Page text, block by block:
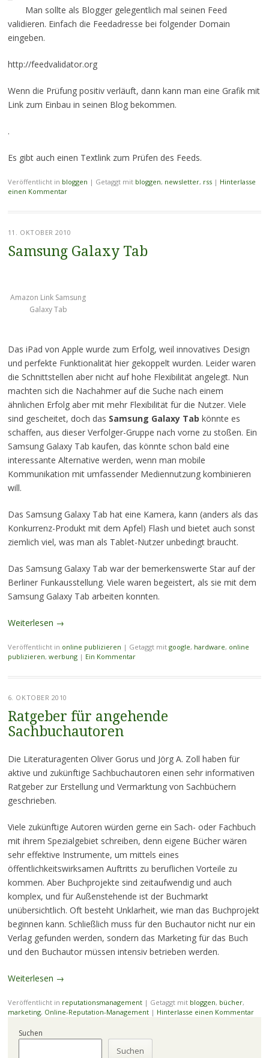
Man sollte als Blogger gelegentlich mal seinen Feed
validieren. Einfach die Feedadresse bei folgender Domain
eingeben.
http://feedvalidator.org
Wenn die Prüfung positiv verläuft, dann kann man eine Grafik mit
Link zum Einbau in seinen Blog bekommen.
.
Es gibt auch einen Textlink zum Prüfen des Feeds.
Veröffentlicht in bloggen | Getaggt mit bloggen, newsletter, rss | Hinterlasse
einen Kommentar
11. OKTOBER 2010
Samsung Galaxy Tab
Amazon Link Samsung
Galaxy Tab
Das iPad von Apple wurde zum Erfolg, weil innovatives Design
und perfekte Funktionalität hier gekoppelt wurden. Leider waren
die Schnittstellen aber nicht auf hohe Flexibilität angelegt. Nun
machten sich die Nachahmer auf die Suche nach einem
ähnlichen Erfolg aber mit mehr Flexibilität für die Nutzer. Viele
sind gescheitet, doch das Samsung Galaxy Tab könnte es
schaffen, aus dieser Verfolger-Gruppe nach vorne zu stoßen. Ein
Samsung Galaxy Tab kaufen, das könnte schon bald eine
interessante Alternative werden, wenn man mobile
Kommunikation mit umfassender Mediennutzung kombinieren
will.
Das Samsung Galaxy Tab hat eine Kamera, kann (anders als das
Konkurrenz-Produkt mit dem Apfel) Flash und bietet auch sonst
ziemlich viel, was man als Tablet-Nutzer unbedingt braucht.
Das Samsung Galaxy Tab war der bemerkenswerte Star auf der
Berliner Funkausstellung. Viele waren begeistert, als sie mit dem
Samsung Galaxy Tab arbeiten konnten.
Weiterlesen →
Veröffentlicht in online publizieren | Getaggt mit google, hardware, online
publizieren, werbung | Ein Kommentar
6. OKTOBER 2010
Ratgeber für angehende
Sachbuchautoren
Die Literaturagenten Oliver Gorus und Jörg A. Zoll haben für
aktive und zukünftige Sachbuchautoren einen sehr informativen
Ratgeber zur Erstellung und Vermarktung von Sachbüchern
geschrieben.
Viele zukünftige Autoren würden gerne ein Sach- oder Fachbuch
mit ihrem Spezialgebiet schreiben, denn eigene Bücher wären
sehr effektive Instrumente, um mittels eines
öffentlichkeitswirksamen Auftritts zu beruflichen Vorteile zu
kommen. Aber Buchprojekte sind zeitaufwendig und auch
komplex, und für Außenstehende ist der Buchmarkt
unübersichtlich. Oft besteht Unklarheit, wie man das Buchprojekt
beginnen kann. Schließlich muss für den Buchautor nicht nur ein
Verlag gefunden werden, sondern das Marketing für das Buch
und den Buchautor müssen intensiv betrieben werden.
Weiterlesen →
Veröffentlicht in reputationsmanagement | Getaggt mit bloggen, bücher,
marketing, Online-Reputation-Management | Hinterlasse einen Kommentar
Suchen
Suchen